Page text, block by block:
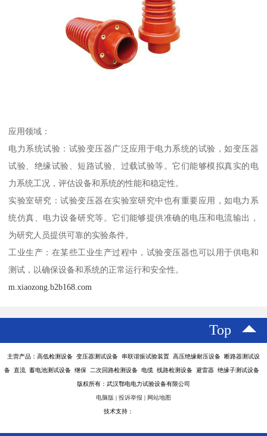
应用领域：
电力系统试验：试验变压器广泛应用于电力系统的试验，如变压器
试验、绝缘试验、短路试验、过载试验等。它们能够模拟真实的电
力系统工况，评估设备和系统的性能和稳定性。
实验室研究：试验变压器在实验室研究中也有重要应用，如电力系
统仿真、电力设备研究等。它们能够提供准确的电压和电流输出，
为研究人员提供可靠的实验条件。
工业生产：在某些工业生产过程中，试验变压器也可以用于供电和
测试，以确保设备和系统的正常运行和安全性。
m.xiaozong.b2b168.com
Top
主营产品：高低检测设备 变压器测试设备 串联谐振试验装置 高压绝缘耐压设备 断路器测试设
备 直流 蓄电池测试设备 继保 二次回路检测设备 电缆 线路检测设备 避雷器 绝缘子测试设备
版权所有：武汉鄂电电力试验设备有限公司
电脑版 | 投诉举报 | 网站地图
技术支持：